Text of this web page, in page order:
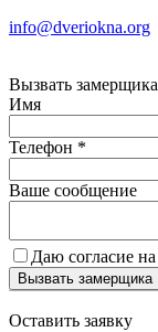
info@dveriokna.org
Вызвать замерщика
Имя
Телефон *
Ваше сообщение
Даю согласие на
Вызвать замерщика
Оставить заявку